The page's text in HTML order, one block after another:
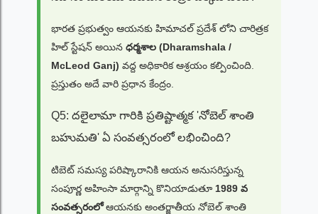
భారత ప్రభుత్వం ఆయనకు హిమాచల్ ప్రదేశ్ లోని చారిత్రక
హిల్ స్టేషన్ అయిన ధర్మశాల (Dharamshala /
McLeod Ganj) వద్ద అధికారిక ఆశ్రయం కల్పించింది.
ప్రస్తుతం అదే వారి ప్రధాన కేంద్రం.
Q5: దలైలామా గారికి ప్రతిష్టాత్మక 'నోబెల్ శాంతి
బహుమతి' ఏ సంవత్సరంలో లభించింది?
టిబెట్ సమస్య పరిష్కారానికి ఆయన అనుసరిస్తున్న
సంపూర్ణ అహింసా మార్గాన్ని కొనియాడుతూ 1989 వ
సంవత్సరంలోఆయనకు అంతర్జాతీయ నోబెల్ శాంతి